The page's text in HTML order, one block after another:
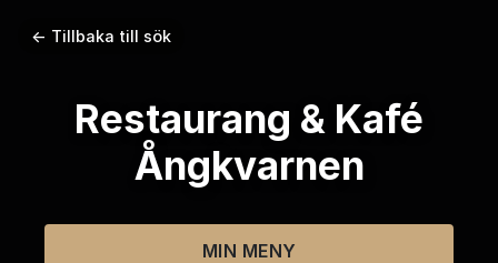
← Tillbaka till sök
Restaurang & Kafé
Ångkvarnen
MIN MENY